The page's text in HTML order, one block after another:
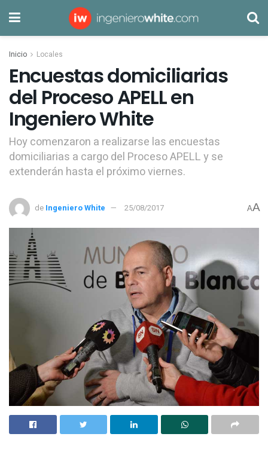
Inicio Locales
Encuestas domiciliarias
del Proceso APELL en
Ingeniero White
Hoy comenzaron a realizarse las encuestas
domiciliarias a cargo del Proceso APELL y se
extenderán hasta el próximo viernes.
de Ingeniero White 25/08/2017 AA